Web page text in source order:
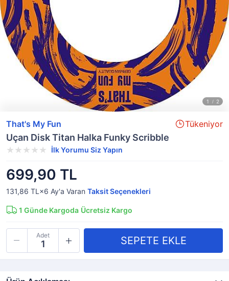
That's My Fun Tükeniyor
Uçan Disk Titan Halka Funky Scribble
İlk Yorumu Siz Yapın
699,90 TL
131,86 TL×6 Ay'a Varan Taksit Seçenekleri
1 Günde Kargoda Ücretsiz Kargo
Adet